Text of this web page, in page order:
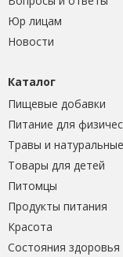
Юр лицам
Новости
Каталог
Пищевые добавки
Питание для
Травы и
Товары для детей
Питомцы
Продукты питания
Красота
Состояния здоровья